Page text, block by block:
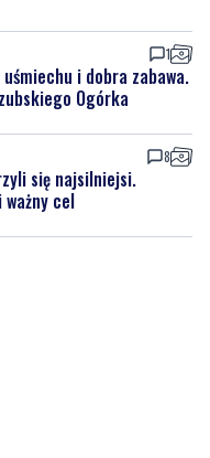
1
i dobra zabawa.
Ogórka
8
się najsilniejsi.
cel